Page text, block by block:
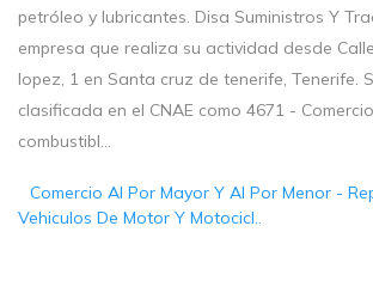
petróleo y lubricantes. Disa Suministros Y
empresa que realiza su actividad desde
lopez, 1 en Santa cruz de tenerife, Tenerife.
clasificada en el CNAE como 4671 -
combustibl...
Comercio Al Por Mayor Y Al Por Menor -
Vehiculos De Motor Y Motocicl..